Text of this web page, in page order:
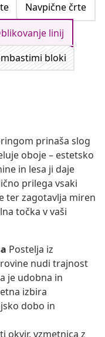
Navpične črte
linij
bloki
prinaša slog
oboje – estetsko
in lesa ji daje
prilega vsaki
ter zagotavlja miren
točka v vaši
Postelja iz
nudi trajnost
je udobna in
izbira
dobo in
okvir, vzmetnica z